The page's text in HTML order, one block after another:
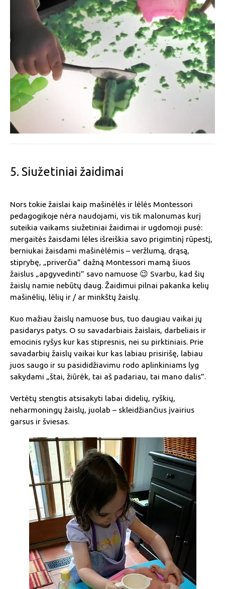
5. Siužetiniai žaidimai
Nors tokie žaislai kaip mašinėlės ir lėlės Montessori
pedagogikoje nėra naudojami, vis tik malonumas kurį
suteikia vaikams siužetiniai žaidimai ir ugdomoji pusė:
mergaitės žaisdami lėles išreiškia savo prigimtinį rūpestį,
berniukai žaisdami mašinėlėmis – veržlumą, drąsą,
stiprybę, „priverčia” dažną Montessori mamą šiuos
žaislus „apgyvedinti” savo namuose 😉 Svarbu, kad šių
žaislų namie nebūtų daug. Žaidimui pilnai pakanka kelių
mašinėlių, lėlių ir / ar minkštų žaislų.
Kuo mažiau žaislų namuose bus, tuo daugiau vaikai jų
pasidarys patys. O su savadarbiais žaislais, darbeliais ir
emocinis ryšys kur kas stipresnis, nei su pirktiniais. Prie
savadarbių žaislų vaikai kur kas labiau prisirišę, labiau
juos saugo ir su pasididžiavimu rodo aplinkiniams lyg
sakydami „štai, žiūrėk, tai aš padariau, tai mano dalis”.
Vertėtų stengtis atsisakyti labai didelių, ryškių,
neharmoningų žaislų, juolab – skleidžiančius įvairius
garsus ir šviesas.